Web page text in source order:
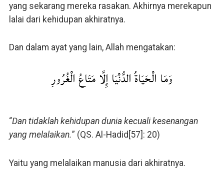
yang sekarang mereka rasakan. Akhirnya merekapun
lalai dari kehidupan akhiratnya.
Dan dalam ayat yang lain, Allah mengatakan:
وَمَا الْحَيَاةُ الدُّنْيَا إِلَّا مَتَاعُ الْغُرُورِ
“Dan tidaklah kehidupan dunia kecuali kesenangan
yang melalaikan.” (QS. Al-Hadid[57]: 20)
Yaitu yang melalaikan manusia dari akhiratnya.